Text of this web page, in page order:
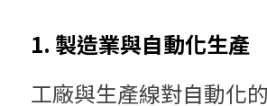
1. 製造業與自動化生產
工廠與生產線對自動化